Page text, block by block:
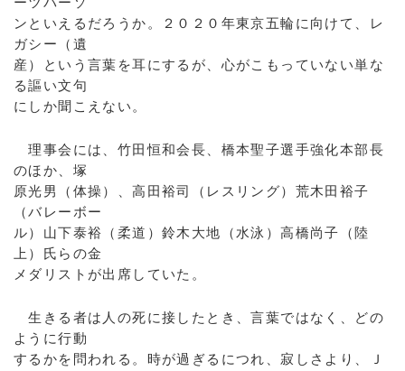
ンといえるだろうか。２０２０年東京五輪に向けて、レ
ガシー（遺
産）という言葉を耳にするが、心がこもっていない単な
る謳い文句
にしか聞こえない。
理事会には、竹田恒和会長、橋本聖子選手強化本部長
のほか、塚
原光男（体操）、高田裕司（レスリング）荒木田裕子
（バレーボー
ル）山下泰裕（柔道）鈴木大地（水泳）高橋尚子（陸
上）氏らの金
メダリストが出席していた。
生きる者は人の死に接したとき、言葉ではなく、どの
ように行動
するかを問われる。時が過ぎるにつれ、寂しさより、Ｊ